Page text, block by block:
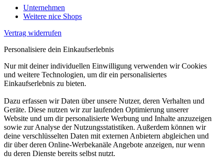
Unternehmen
Weitere nice Shops
Vertrag widerrufen
Personalisiere dein Einkaufserlebnis
Nur mit deiner individuellen Einwilligung verwenden wir Cookies
und weitere Technologien, um dir ein personalisiertes
Einkaufserlebnis zu bieten.
Dazu erfassen wir Daten über unsere Nutzer, deren Verhalten und
Geräte. Diese nutzen wir zur laufenden Optimierung unserer
Website und um dir personalisierte Werbung und Inhalte anzuzeigen
sowie zur Analyse der Nutzungsstatistiken. Außerdem können wir
deine verschlüsselten Daten mit externen Anbietern abgleichen und
dir über deren Online-Werbekanäle Angebote anzeigen, nur wenn
du deren Dienste bereits selbst nutzt.